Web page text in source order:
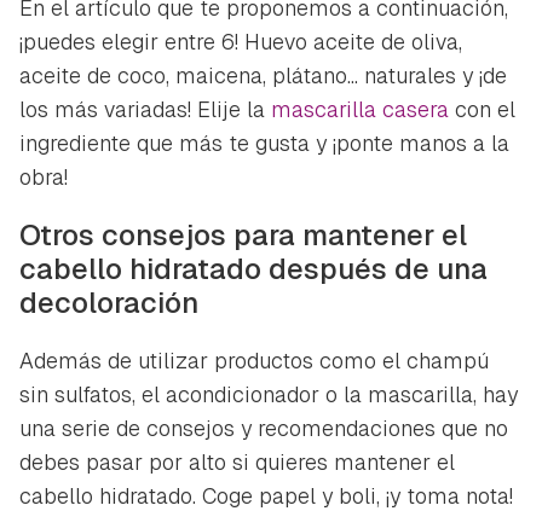
En el artículo que te proponemos a continuación,
¡puedes elegir entre 6! Huevo aceite de oliva,
aceite de coco, maicena, plátano... naturales y ¡de
los más variadas! Elije la mascarilla casera con el
ingrediente que más te gusta y ¡ponte manos a la
obra!
Otros consejos para mantener el
cabello hidratado después de una
decoloración
Además de utilizar productos como el champú
sin sulfatos, el acondicionador o la mascarilla, hay
una serie de consejos y recomendaciones que no
debes pasar por alto si quieres mantener el
cabello hidratado. Coge papel y boli, ¡y toma nota!